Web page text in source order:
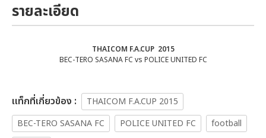
รายละเอียด
THAICOM F.A.CUP 2015
BEC-TERO SASANA FC vs POLICE UNITED FC
เเท็กที่เกี่ยวข้อง :
THAICOM F.A.CUP 2015
BEC-TERO SASANA FC
POLICE UNITED FC
football